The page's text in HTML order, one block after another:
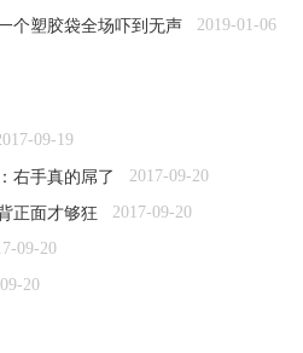
个塑胶袋全场吓到无声 2019-01-06
09-19
右手真的屌了 2017-09-20
正面才够狂 2017-09-20
09-20
20